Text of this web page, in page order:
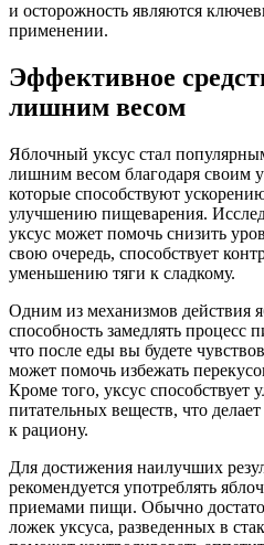
и осторожность являются
применении.
Эффективное
лишним весом
Яблочный уксус стал
лишним весом благодаря своим
которые способствуют
улучшению пищеварения.
уксус может помочь снизить
свою очередь, способствует
уменьшению тяги к сладкому.
Одним из механизмов действия
способность замедлять процесс
что после еды вы будете
может помочь избежать
Кроме того, уксус способствует
питательных веществ, что
к рациону.
Для достижения наилучших
рекомендуется употреблять
приемами пищи. Обычно
ложек уксуса, разведенных в